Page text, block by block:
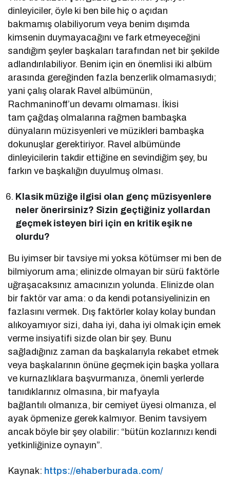
dinleyiciler, öyle ki ben bile hiç o açıdan
bakmamış olabiliyorum veya benim dışımda
kimsenin duymayacağını ve fark etmeyeceğini
sandığım şeyler başkaları tarafından net bir şekilde
adlandırılabiliyor. Benim için en önemlisi iki albüm
arasında gereğinden fazla benzerlik olmamasıydı;
yani çalış olarak Ravel albümünün,
Rachmaninoff’un devamı olmaması. İkisi
tam çağdaş olmalarına rağmen bambaşka
dünyaların müzisyenleri ve müzikleri bambaşka
dokunuşlar gerektiriyor. Ravel albümünde
dinleyicilerin takdir ettiğine en sevindiğim şey, bu
farkın ve başkalığın duyulmuş olması.
Klasik müziğe ilgisi olan genç müzisyenlere
neler önerirsiniz? Sizin geçtiğiniz yollardan
geçmek isteyen biri için en kritik eşik ne
olurdu?
Bu iyimser bir tavsiye mi yoksa kötümser mi ben de
bilmiyorum ama; elinizde olmayan bir sürü faktörle
uğraşacaksınız amacınızın yolunda. Elinizde olan
bir faktör var ama: o da kendi potansiyelinizin en
fazlasını vermek. Dış faktörler kolay kolay bundan
alıkoyamıyor sizi, daha iyi, daha iyi olmak için emek
verme insiyatifi sizde olan bir şey. Bunu
sağladığınız zaman da başkalarıyla rekabet etmek
veya başkalarının önüne geçmek için başka yollara
ve kurnazlıklara başvurmanıza, önemli yerlerde
tanıdıklarınız olmasına, bir mafyayla
bağlantılı olmanıza, bir cemiyet üyesi olmanıza, el
ayak öpmenize gerek kalmıyor. Benim tavsiyem
ancak böyle bir şey olabilir: “bütün kozlarınızı kendi
yetkinliğinize oynayın”.
Kaynak: https://ehaberburada.com/